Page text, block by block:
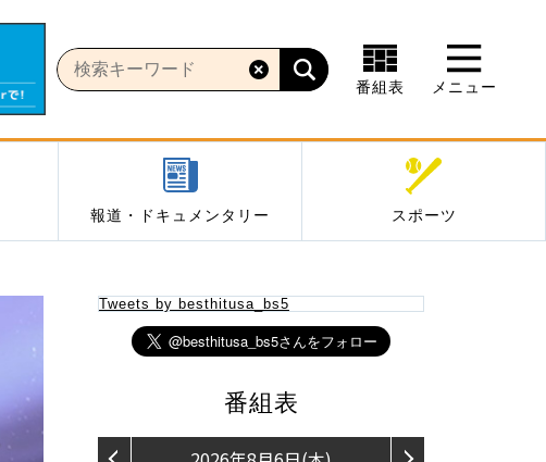
番組表 メニュー
報道・ドキュメンタリー スポーツ
Tweets by besthitusa_bs5
番組表